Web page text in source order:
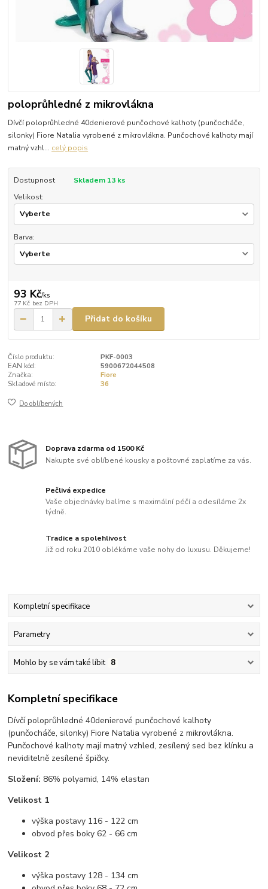
poloprůhledné z mikrovlákna
Dívčí poloprůhledné 40denierové punčochové kalhoty (punčocháče,
silonky) Fiore Natalia vyrobené z mikrovlákna. Punčochové kalhoty mají
matný vzhl... celý popis
Dostupnost
Skladem 13 ks
Velikost:
Barva:
93 Kč/ks
77 Kč bez DPH
Přidat do košíku
Číslo produktu:
PKF-0003
EAN kód:
5900672044508
Značka:
Fiore
Skladové místo:
36
Do oblíbených
Doprava zdarma od 1500 Kč
Nakupte své oblíbené kousky a poštovné zaplatíme za vás.
Pečlivá expedice
Vaše objednávky balíme s maximální péčí a odesíláme 2x
týdně.
Tradice a spolehlivost
Již od roku 2010 oblékáme vaše nohy do luxusu. Děkujeme!
Kompletní specifikace
Parametry
Mohlo by se vám také líbit 8
Kompletní specifikace
Dívčí poloprůhledné 40denierové punčochové kalhoty
(punčocháče, silonky) Fiore Natalia vyrobené z mikrovlákna.
Punčochové kalhoty mají matný vzhled, zesílený sed bez klínku a
neviditelně zesílené špičky.
Složení: 86% polyamid, 14% elastan
Velikost 1
výška postavy 116 - 122 cm
obvod přes boky 62 - 66 cm
Velikost 2
výška postavy 128 - 134 cm